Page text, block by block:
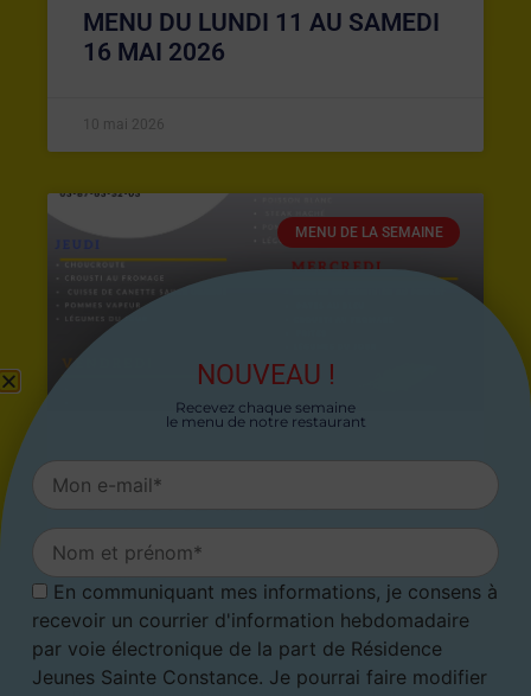
MENU DU LUNDI 11 AU SAMEDI
16 MAI 2026
10 mai 2026
MENU DE LA SEMAINE
MENU DU LUNDI 27 AVRIL AU
SAMEDI 02 MAI 2026
26 avril 2026
NOUVEAU !
Recevez chaque semaine
le menu de notre restaurant
En communiquant mes informations, je consens à
recevoir un courrier d'information hebdomadaire
par voie électronique de la part de Résidence
Jeunes Sainte Constance. Je pourrai faire modifier